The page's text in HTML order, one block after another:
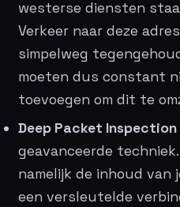
westerse diensten
Verkeer naar deze
simpelweg
moeten dus constant
toevoegen om dit te
Deep Packet Inspection
geavanceerde
namelijk de inhoud van
een versleutelde